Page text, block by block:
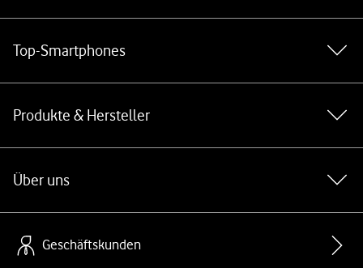
Top-Smartphones
Produkte & Hersteller
Über uns
Geschäftskunden